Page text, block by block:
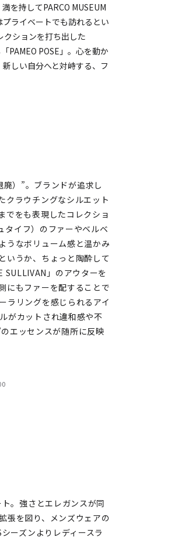
を持してPARCO MUSEUM
ライベートでも訪れるとい
クションを打ち出した
PAMEO POSE」。心を動か
しい自分へと対峙する、フ
）”。ブランドが追求し
クラウチングなシルエット
でをも表現したコレクショ
イフ）のファーやベルベ
うなボリューム感と温かみ
いうか、ちょっと陶酔して
SULLIVAN」のアウターを
にもファーを配することで
ラリングを感じられるアイ
がカットされ違和感や不
エッセンスが随所に反映
。強さとエレガンスが同
張を図り、メンズウェアの
ーズンよりレディースラ